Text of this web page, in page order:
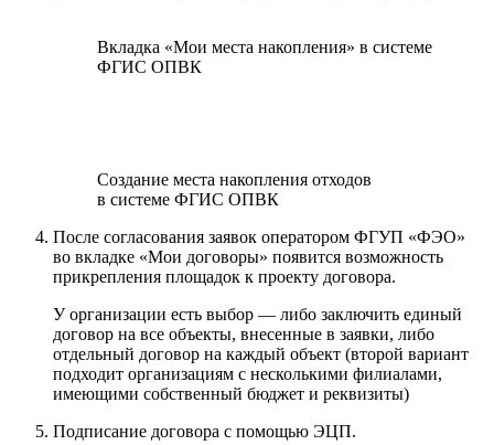
Вкладка «Мои места накопления» в системе
ФГИС ОПВК
Создание места накопления отходов
в системе ФГИС ОПВК
После согласования заявок оператором ФГУП «ФЭО»
во вкладке «Мои договоры» появится возможность
прикрепления площадок к проекту договора.
У организации есть выбор — либо заключить единый
договор на все объекты, внесенные в заявки, либо
отдельный договор на каждый объект (второй вариант
подходит организациям с несколькими филиалами,
имеющими собственный бюджет и реквизиты)
Подписание договора с помощью ЭЦП.